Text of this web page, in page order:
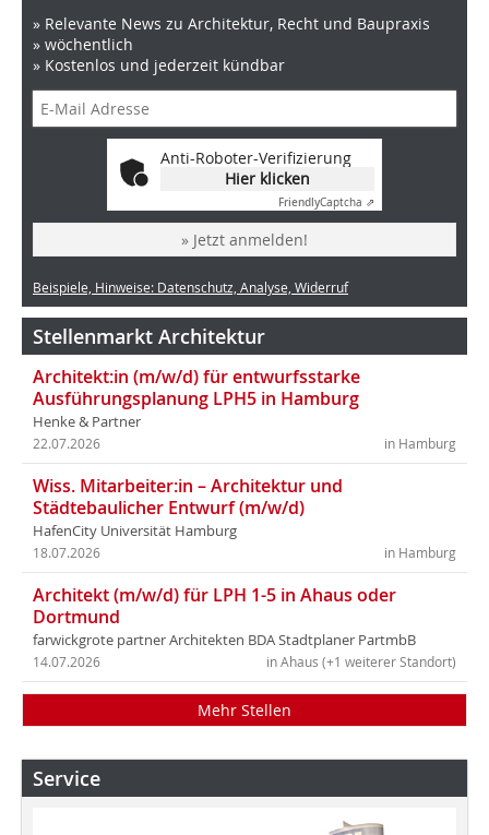
» Relevante News zu Architektur, Recht und Baupraxis
» wöchentlich
» Kostenlos und jederzeit kündbar
Anti-Roboter-Verifizierung
Hier klicken
FriendlyCaptcha ⇗
» Jetzt anmelden!
Beispiele, Hinweise: Datenschutz, Analyse, Widerruf
Stellenmarkt Architektur
Architekt:in (m/w/d) für entwurfsstarke
Ausführungsplanung LPH5 in Hamburg
Henke & Partner
in Hamburg
22.07.2026
Wiss. Mitarbeiter:in – Architektur und
Städtebaulicher Entwurf (m/w/d)
HafenCity Universität Hamburg
in Hamburg
18.07.2026
Architekt (m/w/d) für LPH 1-5 in Ahaus oder
Dortmund
farwickgrote partner Architekten BDA Stadtplaner PartmbB
in Ahaus (+1 weiterer Standort)
14.07.2026
Mehr Stellen
Service